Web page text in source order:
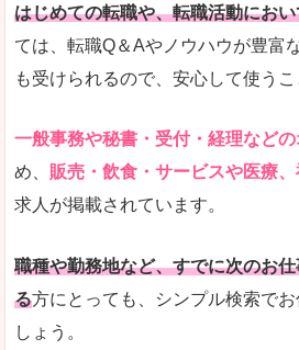
詳しい説明
また、アパレル・コ
人気度
専門性が高いので、
リクルートグループ
使いやすさ
検索がしやすく、求
はじめての転職や、転職活動にお
ては、転職Q＆Aやノウハウが豊富
も受けられるので、安心して使うこ
一般事務や秘書・受付・経理など
め、 販売・飲食・サービスや医療
求人が掲載されています。
職種や勤務地など、すでに次のお
る方にとっても、シンプル検索で
しょう。